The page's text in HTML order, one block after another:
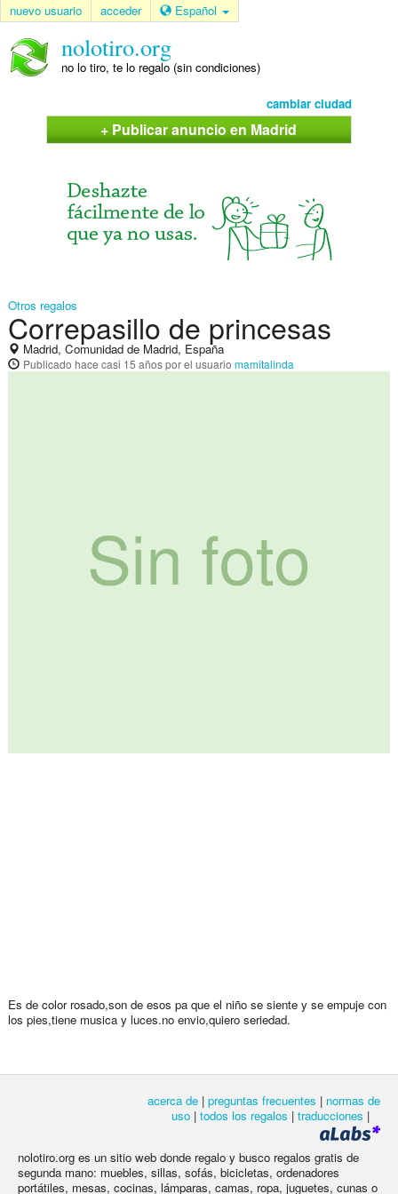
nuevo usuario acceder Español
nolotiro.org
no lo tiro, te lo regalo (sin condiciones)
cambiar ciudad
+ Publicar anuncio en Madrid
Otros regalos
Correpasillo de princesas
Madrid, Comunidad de Madrid, España
Publicado hace casi 15 añospor el usuario mamitalinda
Es de color rosado,son de esos pa que el niño se siente y se empuje con
los pies,tiene musica y luces.no envio,quiero seriedad.
acerca de | preguntas frecuentes | normas de
uso | todos los regalos | traducciones |
nolotiro.org es un sitio web donde regalo y busco regalos gratis de
segunda mano: muebles, sillas, sofás, bicicletas, ordenadores
portátiles, mesas, cocinas, lámparas, camas, ropa, juguetes, cunas o